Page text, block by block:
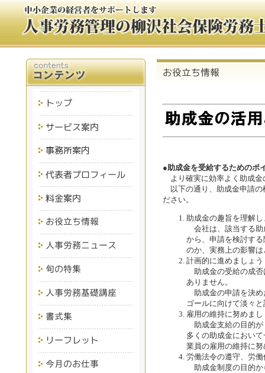
●助成金を受給するためのポ
より確実に効率よく助成金
以下の通り、助成金申請の
ださい。
助成金の趣旨を理解
会社は、該当する助
から、申請を検討す
のか、実務上の影響
計画的に進めましょう
助成金の受給の成否
ありません。
助成金の申請を決め
ゴールに向けて淡々
雇用の維持に努めまし
助成金支給の目的が
多くの助成金におい
業員の雇用の維持に
労働法令の遵守、労
助成金制度の目的か